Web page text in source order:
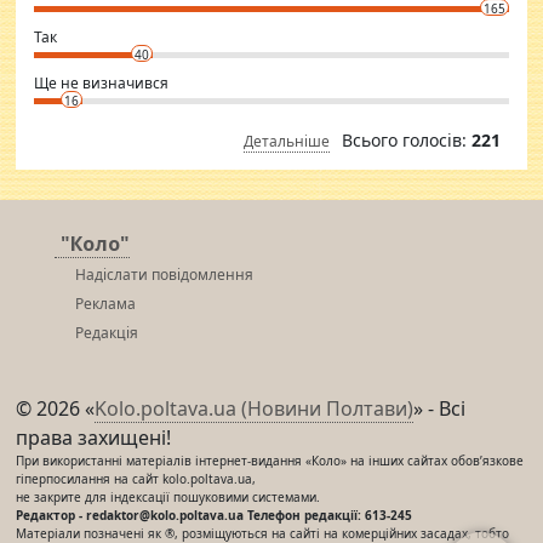
club.
⇒ sakshimirchandani.com
165
Так
40
Ще не визначився
16
Детальніше Всього голосів: 221
"Коло"
Надіслати повідомлення
Реклама
Редакція
© 2026 «Kolo.poltava.ua (Новини Полтави)» - Всі
права захищені!
При використанні матеріалів інтернет-видання «Коло» на інших сайтах обов’язкове
гіперпосилання на сайт kolo.poltava.ua,
не закрите для індексації пошуковими системами.
Редактор - redaktor@kolo.poltava.ua Телефон редакції: 613-245
Матеріали позначені як ®, розміщуються на сайті на комерційних засадах, тобто